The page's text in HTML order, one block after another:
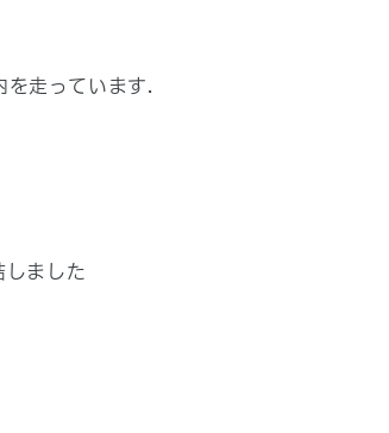
走っています.
しました